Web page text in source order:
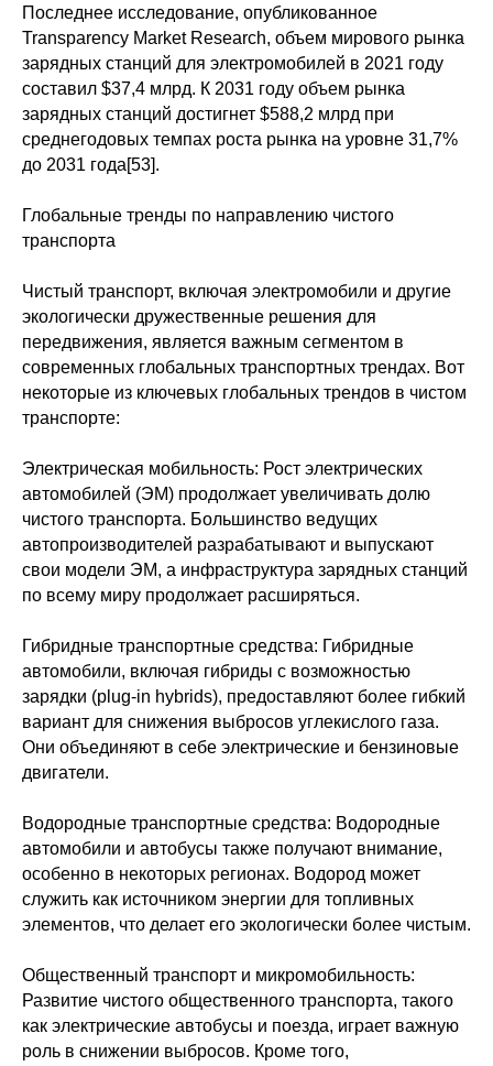
Последнее исследование, опубликованное
Transparency Market Research, объем мирового рынка
зарядных станций для электромобилей в 2021 году
составил $37,4 млрд. К 2031 году объем рынка
зарядных станций достигнет $588,2 млрд при
среднегодовых темпах роста рынка на уровне 31,7%
до 2031 года[53].
Глобальные тренды по направлению чистого
транспорта
Чистый транспорт, включая электромобили и другие
экологически дружественные решения для
передвижения, является важным сегментом в
современных глобальных транспортных трендах. Вот
некоторые из ключевых глобальных трендов в чистом
транспорте:
Электрическая мобильность: Рост электрических
автомобилей (ЭМ) продолжает увеличивать долю
чистого транспорта. Большинство ведущих
автопроизводителей разрабатывают и выпускают
свои модели ЭМ, а инфраструктура зарядных станций
по всему миру продолжает расширяться.
Гибридные транспортные средства: Гибридные
автомобили, включая гибриды с возможностью
зарядки (plug-in hybrids), предоставляют более гибкий
вариант для снижения выбросов углекислого газа.
Они объединяют в себе электрические и бензиновые
двигатели.
Водородные транспортные средства: Водородные
автомобили и автобусы также получают внимание,
особенно в некоторых регионах. Водород может
служить как источником энергии для топливных
элементов, что делает его экологически более чистым.
Общественный транспорт и микромобильность:
Развитие чистого общественного транспорта, такого
как электрические автобусы и поезда, играет важную
роль в снижении выбросов. Кроме того,